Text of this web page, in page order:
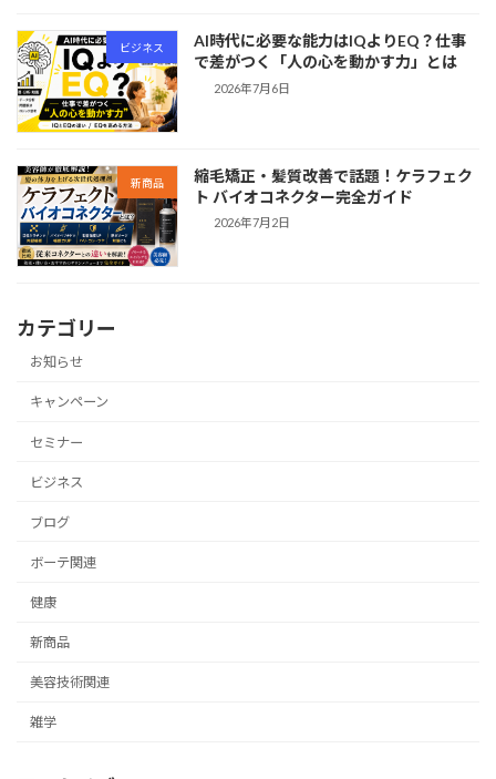
ビジネス
AI時代に必要な能力はIQよりEQ？仕事
で差がつく「人の心を動かす力」とは
2026年7月6日
新商品
縮毛矯正・髪質改善で話題！ケラフェク
ト バイオコネクター完全ガイド
2026年7月2日
カテゴリー
お知らせ
キャンペーン
セミナー
ビジネス
ブログ
ボーテ関連
健康
新商品
美容技術関連
雑学